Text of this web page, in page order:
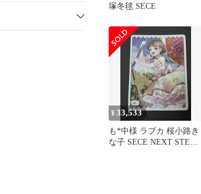
塚冬毬 SECE
¥33,533
も*中様 ラブカ 桜小路き
な子 SECE NEXT STEP